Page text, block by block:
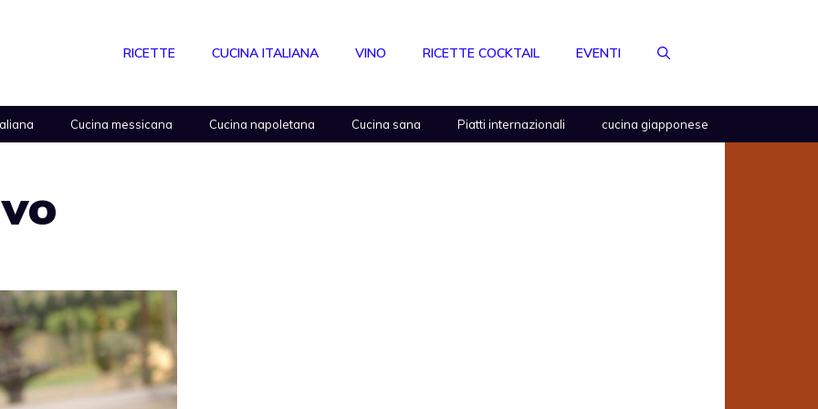
RICETTE CUCINA ITALIANA VINO RICETTE COCKTAIL EVENTI
Cucina messicana Cucina napoletana Cucina sana Piatti internazionali cucina giapponese